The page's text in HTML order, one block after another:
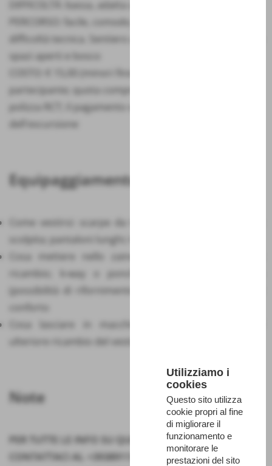
DIFFICOLTÀ: bassa, adatta a persone dai 0 anni in sù
PERCORSO: facile, comodo, senza nessuna rilevante
difficoltà tecnica. Sentiero a fondo terroso e ghiaioso in
spazi aperti e bosco
COSTO: € 15,00 (minori fino a 14 anni € 5,00) a
partecipante; quota comprensiva di servizio guida e
polizza RCT; il pagamento verrà effettuato il giorno
dell'escursione
Equipaggiamento
Come vestirsi: scarpe da trekking o scarpe con suola
scolpita; pantaloni lunghi; t-shirt; maglioncino
Cosa mettere nello zaino: t-shirt e maglioncino di
ricambio; k-way o poncho; acqua almeno 1 litro
(possibilità di rifornimento lungo il percorso); cibo di
Cosa lasciare in macchina: scarpe da riposo ed
ulteriore ricambio del vestiario
Note
PER TUTTE LE INFO SU QUESTA PROPOSTA DI VISITA
CONTATTACI AL +393891138621 O MANDACI UNA
Utilizziamo i
cookies
Questo sito utilizza
cookie propri al fine
di migliorare il
funzionamento e
monitorare le
prestazioni del sito